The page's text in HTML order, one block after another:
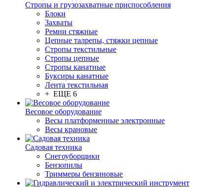
Стропы и грузозахватные приспособления
Блоки
Захваты
Ремни стяжные
Цепные талрепы, стяжки цепные
Стропы текстильные
Стропы цепные
Стропы канатные
Буксиры канатные
Лента текстильная
+ ЕЩЕ 6
Весовое оборудование
Весы платформенные электронные
Весы крановые
Садовая техника
Снегоуборщики
Бензопилы
Триммеры бензиновые